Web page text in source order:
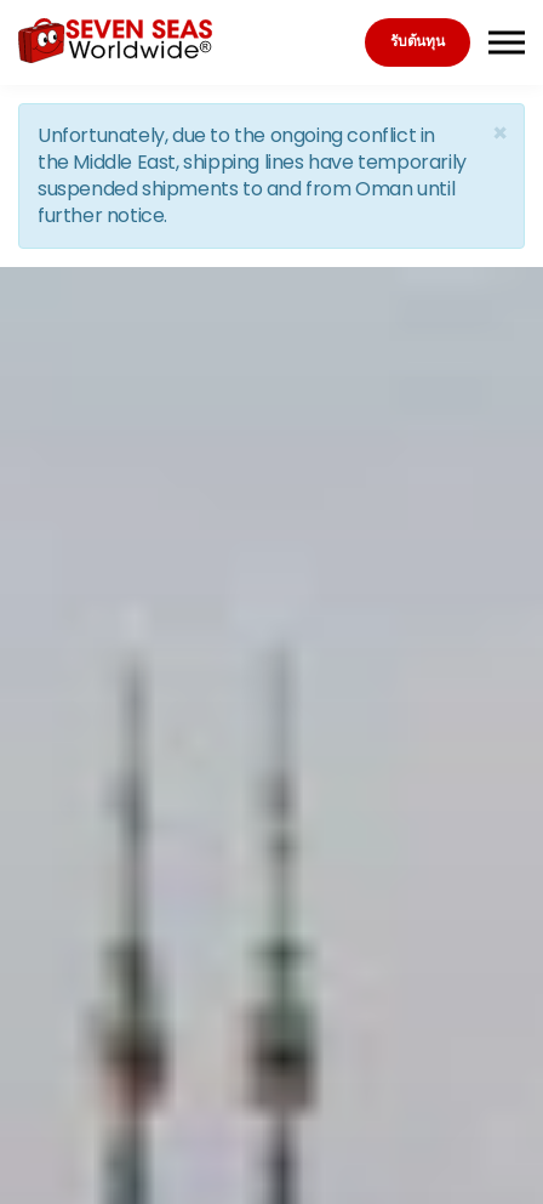
Skip to the content
รับต้นทุน
×
Unfortunately, due to the ongoing conflict in
the Middle East, shipping lines have temporarily
suspended shipments to and from Oman until
further notice.